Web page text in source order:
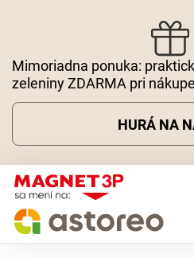
Mimoriadna ponuka:
zeleniny ZDARMA pri
HURÁ NA